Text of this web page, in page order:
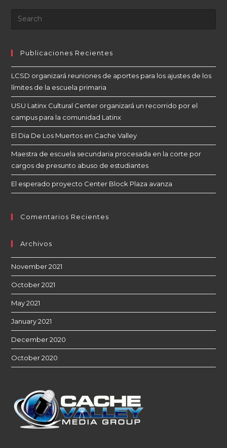
Publicaciones Recientes
LCSD organizará reuniones de aportes para los ajustes de los
límites de la escuela primaria
USU Latinx Cultural Center organizará un recorrido por el
campus para la comunidad Latinx
El Dia De Los Muertos en Cache Valley
Maestra de escuela secundaria procesada en la corte por
cargos de presunto abuso de estudiantes
El esperado proyecto Center Block Plaza avanza
Comentarios Recientes
Archivos
November 2021
October 2021
May 2021
January 2021
December 2020
October 2020